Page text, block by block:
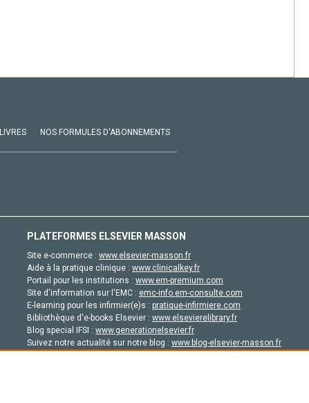
LIVRES NOS FORMULES D'ABONNEMENTS
PLATEFORMES ELSEVIER MASSON
Site e-commerce : www.elsevier-masson.fr
Aide à la pratique clinique : www.clinicalkey.fr
Portail pour les institutions : www.em-premium.com
Site d'information sur l'EMC : emc-info.em-consulte.com
E-learning pour les infirmier(e)s : pratique-infirmiere.com
Bibliothèque d'e-books Elsevier : www.elsevierelibrary.fr
Blog special IFSI : www.generationelsevier.fr
Suivez notre actualité sur notre blog : www.blog-elsevier-masson.fr